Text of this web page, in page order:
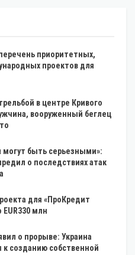
приоритетных,
проектов для
в центре Кривого
вооруженный беглец
могут быть серьезными»:
о последствиях атак
для «ПроКредит
млн
о прорыве: Украина
к созданию собственной